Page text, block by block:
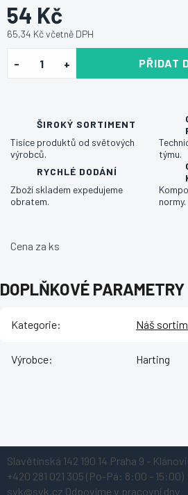
54 Kč
65,34 Kč včetně DPH
PŘIDAT
ŠIROKÝ SORTIMENT
Tisíce produktů od světových
výrobců.
týmu.
RYCHLÉ DODÁNÍ
Zboží skladem expedujeme
obratem.
normy.
Cena za ks
DOPLŇKOVÉ PARAMETRY
Kategorie: Náš
Výrobce: Harting
Slavětínská 142 190 14 Praha 9 -
+420 281 021 305 (Po-Pá: 8:00 - 15:00)
svk@svk.cz Odpovíme v pracovní dny